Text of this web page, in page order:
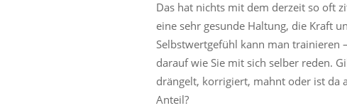
Das hat nichts mit dem derzeit so oft
eine sehr gesunde Haltung, die Kraft
Selbstwertgefühl kann man trainieren
darauf wie Sie mit sich selber reden.
drängelt, korrigiert, mahnt oder ist da
Anteil?